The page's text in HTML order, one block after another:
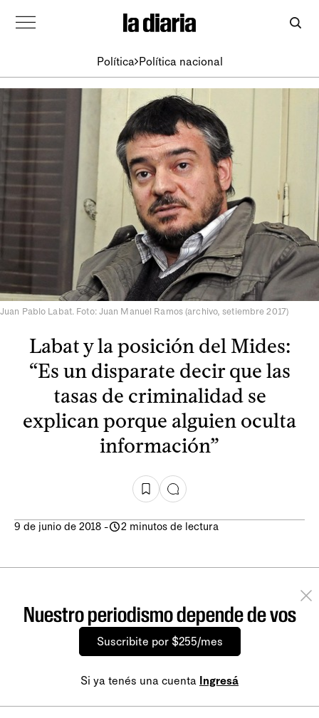
Política Política nacional
Juan Pablo Labat. Foto: Juan Manuel Ramos (archivo, setiembre 2017)
Labat y la posición del Mides:
“Es un disparate decir que las
tasas de criminalidad se
explican porque alguien oculta
información”
9 de junio de 2018 - 2 minutos de lectura
Nuestro periodismo depende de vos
Suscribite por $255/mes
Si ya tenés una cuenta Ingresá